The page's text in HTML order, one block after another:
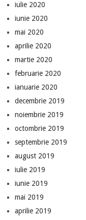
iulie 2020
iunie 2020
mai 2020
aprilie 2020
martie 2020
februarie 2020
ianuarie 2020
decembrie 2019
noiembrie 2019
octombrie 2019
septembrie 2019
august 2019
iulie 2019
iunie 2019
mai 2019
aprilie 2019